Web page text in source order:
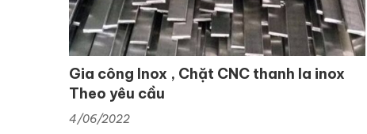
Gia công Inox , Chặt CNC thanh la inox
Theo yêu cầu
4/06/2022